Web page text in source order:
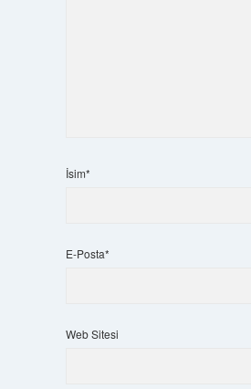
İsim*
E-Posta*
Web Sitesi